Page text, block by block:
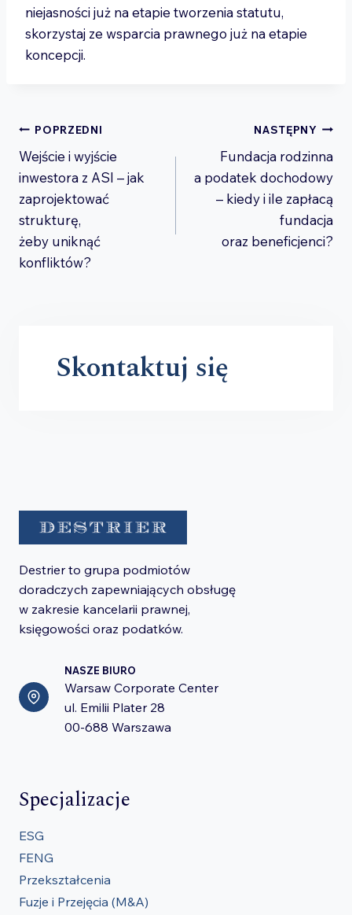
niejasności już na etapie tworzenia statutu,
skorzystaj ze wsparcia prawnego już na etapie
koncepcji.
Nawigacja
wpisu
POPRZEDNI
Wejście i wyjście
inwestora z ASI – jak
zaprojektować
strukturę,
żeby uniknąć
konfliktów?
NASTĘPNY
Fundacja rodzinna
a podatek dochodowy
– kiedy i ile zapłacą
fundacja
oraz beneficjenci?
Skontaktuj się
Destrier to grupa podmiotów
doradczych zapewniających obsługę
w zakresie kancelarii prawnej,
księgowości oraz podatków.
NASZE BIURO
Warsaw Corporate Center
ul. Emilii Plater 28
00-688 Warszawa
Specjalizacje
ESG
FENG
Przekształcenia
Fuzje i Przejęcia (M&A)